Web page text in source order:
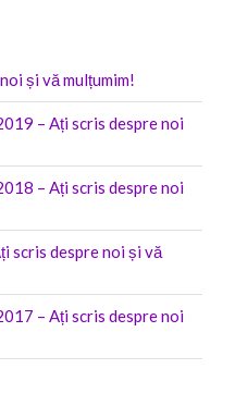
și vă mulțumim!
– Ați scris despre noi
– Ați scris despre noi
scris despre noi și vă
– Ați scris despre noi